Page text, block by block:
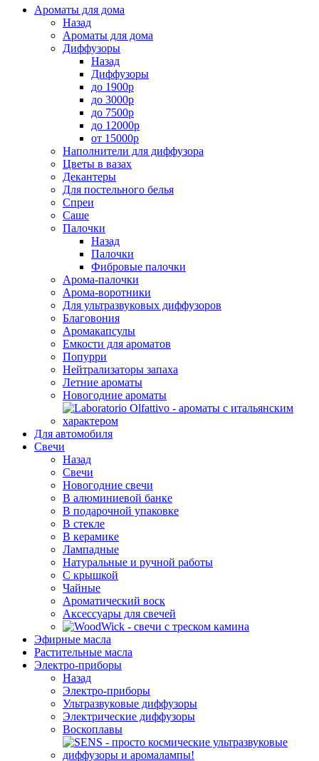
Ароматы для дома
Назад
Ароматы для дома
Диффузоры
Назад
Диффузоры
до 1900р
до 3000р
до 7500р
до 12000р
от 15000р
Наполнители для диффузора
Цветы в вазах
Декантеры
Для постельного белья
Спреи
Саше
Палочки
Назад
Палочки
Фибровые палочки
Арома-палочки
Арома-воротники
Для ультразвуковых диффузоров
Благовония
Аромакапсулы
Емкости для ароматов
Попурри
Нейтрализаторы запаха
Летние ароматы
Новогодние ароматы
Для автомобиля
Свечи
Назад
Свечи
Новогодние свечи
В алюминиевой банке
В подарочной упаковке
В стекле
В керамике
Лампадные
Натуральные и ручной работы
С крышкой
Чайные
Ароматический воск
Аксессуары для свечей
Эфирные масла
Растительные масла
Электро-приборы
Назад
Электро-приборы
Ультразвуковые диффузоры
Электрические диффузоры
Воскоплавы